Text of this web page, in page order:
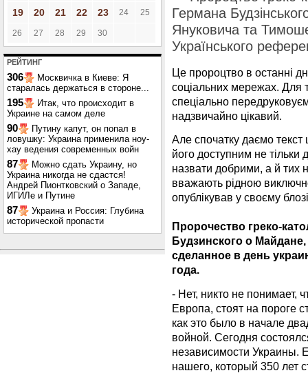
19 20 21 22 23 24 25
26 27 28 29 30
РЕЙТИНГ
306
Москвичка в Киеве: Я
старалась держаться в стороне...
195
Итак, что происходит в
Украине на самом деле
90
Путину капут, он попал в
ловушку: Украина применила ноу-
хау ведения современных войн
87
Можно сдать Украину, но
Украина никогда не сдастся!
Андрей Пионтковский о Западе,
ИГИЛе и Путине
87
Украина и Россия: Глубина
исторической пропасти
Германа
Януковича та
Українського
Це пророцтво в останні
соціальних мережах. Для
спеціально
надзвичайно цікавий.
Але спочатку даємо текст
його доступним не тільки
назвати добрими, а й тих
вважають рідною
опублікував у своєму
Пророчество греко-
Будзинского о
сделанное в день
года.
- Нет, никто не понимает,
Европа, стоят на пороге
как это было в начале
войной. Сегодня
независимости Украины.
нашего, который 350 лет